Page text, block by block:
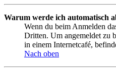
Warum werde ich automatisch
Wenn du beim Anmelden
Dritten. Um angemeldet zu
in einem Internetcafé,
Nach oben